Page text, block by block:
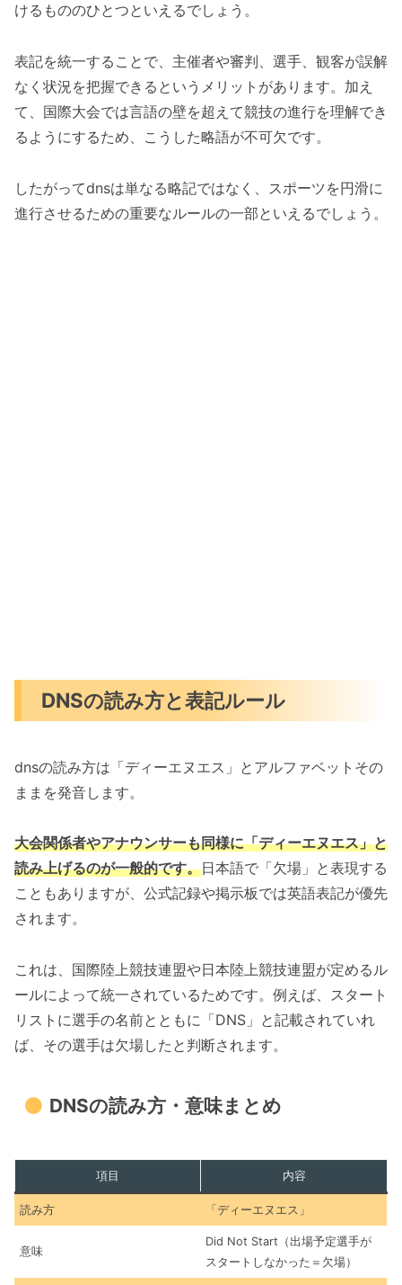
けるもののひとつといえるでしょう。
表記を統一することで、主催者や審判、選手、観客が誤解
なく状況を把握できるというメリットがあります。加え
て、国際大会では言語の壁を超えて競技の進行を理解でき
るようにするため、こうした略語が不可欠です。
したがってdnsは単なる略記ではなく、スポーツを円滑に
進行させるための重要なルールの一部といえるでしょう。
DNSの読み方と表記ルール
dnsの読み方は「ディーエヌエス」とアルファベットその
ままを発音します。
大会関係者やアナウンサーも同様に「ディーエヌエス」と
読み上げるのが一般的です。日本語で「欠場」と表現する
こともありますが、公式記録や掲示板では英語表記が優先
されます。
これは、国際陸上競技連盟や日本陸上競技連盟が定めるル
ールによって統一されているためです。例えば、スタート
リストに選手の名前とともに「DNS」と記載されていれ
ば、その選手は欠場したと判断されます。
DNSの読み方・意味まとめ
項目 内容
読み方 「ディーエヌエス」
意味
Did Not Start（出場予定選手が
スタートしなかった＝欠場）